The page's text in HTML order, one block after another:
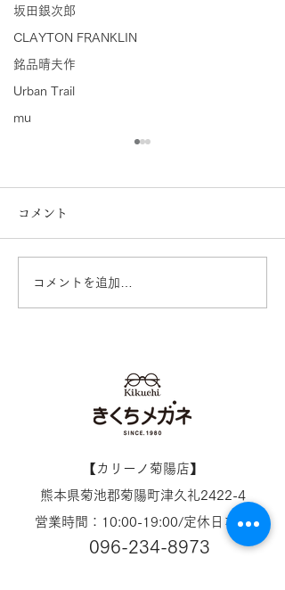
坂田銀次郎
CLAYTON FRANKLIN
銘品晴夫作
Urban Trail
mu
イオンタウン田崎店 営業
コメント
コメントを追加…
【​カリーノ菊陽店】
熊本県菊池郡菊陽町津久礼2422-4
営業時間：10:00-19:00/定休日なし
096-234-8973